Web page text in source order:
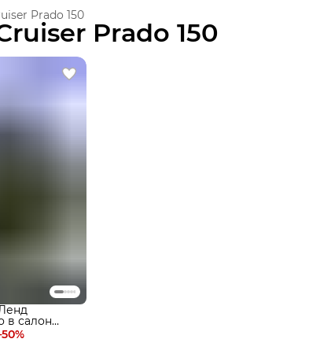
Prado 150
Prado 150
50%
в салон
эва, eva